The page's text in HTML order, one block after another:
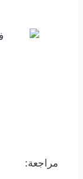
مراجعة: